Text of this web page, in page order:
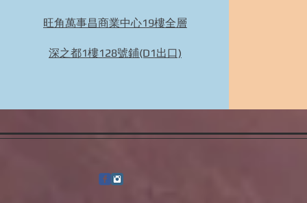
旺角萬事昌商業中心19樓全層
深之都1樓128號鋪(D1出口)